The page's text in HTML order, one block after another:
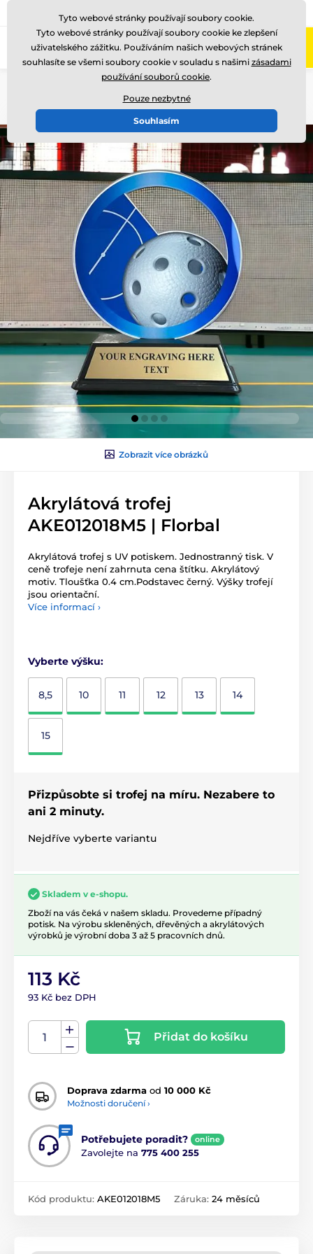
Zavolejte nám (Po-Pá 8-17)
Zobrazit více obrázků
Akrylátová trofej
AKE012018M5 | Florbal
Akrylátová trofej s UV potiskem. Jednostranný tisk. V
ceně trofeje není zahrnuta cena štítku. Akrylátový
motiv. Tloušťka 0.4 cm.Podstavec černý. Výšky trofejí
jsou orientační.
Více informací ›
Vyberte výšku:
8,5 10 11 12 13 14
15
Přizpůsobte si trofej na míru. Nezabere to
ani 2 minuty.
Nejdříve vyberte variantu
Skladem v e-shopu.
Zboží na vás čeká v našem skladu. Provedeme případný
potisk. Na výrobu skleněných, dřevěných a akrylátových
výrobků je výrobní doba 3 až 5 pracovních dnů.
113 Kč
93 Kč bez DPH
Přidat do košíku
Doprava zdarma od 10 000 Kč
Možnosti doručení ›
Potřebujete poradit? online
Zavolejte na 775 400 255
Kód produktu: AKE012018M5 Záruka: 24 měsíců
Tyto webové stránky používají soubory cookie.
Tyto webové stránky používají soubory cookie ke zlepšení
uživatelského zážitku. Používáním našich webových stránek
souhlasíte se všemi soubory cookie v souladu s našimi zásadami
používání souborů cookie.
Pouze nezbytné
Souhlasím